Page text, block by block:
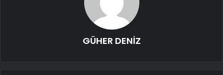
GÜHER DENİZ